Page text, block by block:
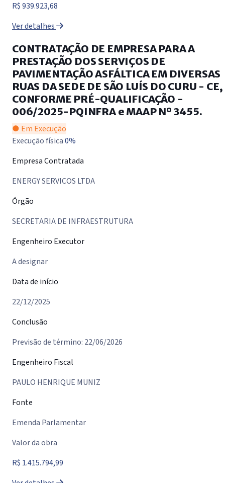
R$ 939.923,68
Ver detalhes
CONTRATAÇÃO DE EMPRESA PARA A
PRESTAÇÃO DOS SERVIÇOS DE
PAVIMENTAÇÃO ASFÁLTICA EM DIVERSAS
RUAS DA SEDE DE SÃO LUÍS DO CURU - CE,
CONFORME PRÉ-QUALIFICAÇÃO -
006/2025-PQINFRA e MAAP Nº 3455.
● Em Execução
Execução física0%
Empresa Contratada
ENERGY SERVICOS LTDA
Órgão
SECRETARIA DE INFRAESTRUTURA
Engenheiro Executor
A designar
Data de início
22/12/2025
Conclusão
Previsão de término: 22/06/2026
Engenheiro Fiscal
PAULO HENRIQUE MUNIZ
Fonte
Emenda Parlamentar
Valor da obra
R$ 1.415.794,99